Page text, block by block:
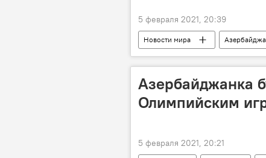
5 февраля 2021, 20:39
Новости мира
Армения
Азербайджанка
Олимпийским
5 февраля 2021, 20:21